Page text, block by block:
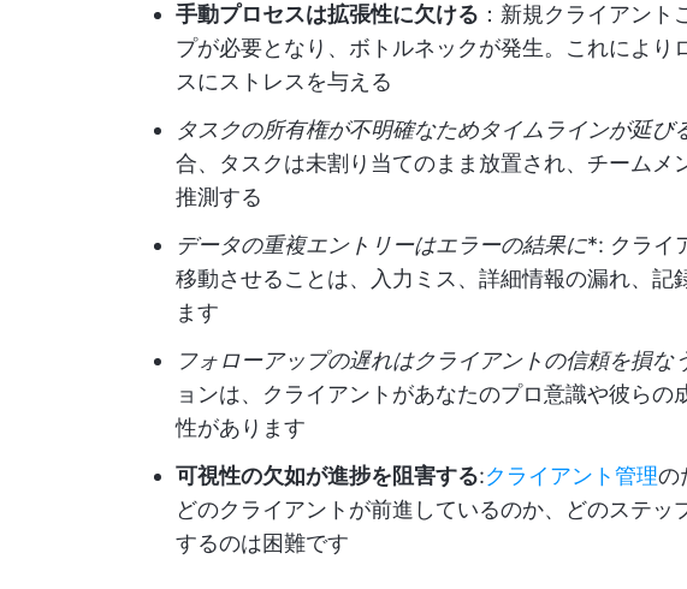
手動プロセスは拡張性に欠ける ：新規クライアン
プが必要となり、ボトルネックが発生。これにより
スにストレスを与える
タスクの所有権が不明確なためタイムラインが延び
合、タスクは未割り当てのまま放置され、チームメ
推測する
データの重複エントリーはエラーの結果に*: クライ
移動させることは、入力ミス、詳細情報の漏れ、記
ます
フォローアップの遅れはクライアントの信頼を損な
ョンは、クライアントがあなたのプロ意識や彼ら
性があります
可視性の欠如が進捗を阻害する:クライアント管理の
どのクライアントが前進しているのか、どのステッ
するのは困難です